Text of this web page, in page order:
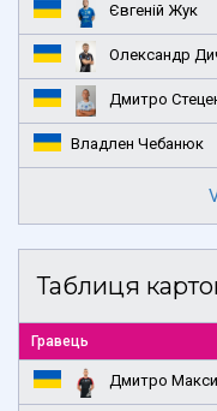
Євгеній Жук
Олександр
Дмитро
Владлен Чебанюк
Таблиця
Гравець
Дмитро